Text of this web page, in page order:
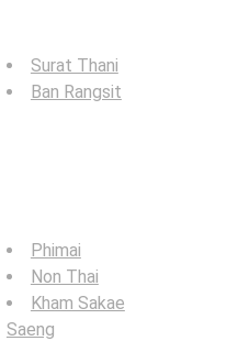
Surat Thani
Ban Rangsit
Phimai
Non Thai
Kham Sakae
Saeng